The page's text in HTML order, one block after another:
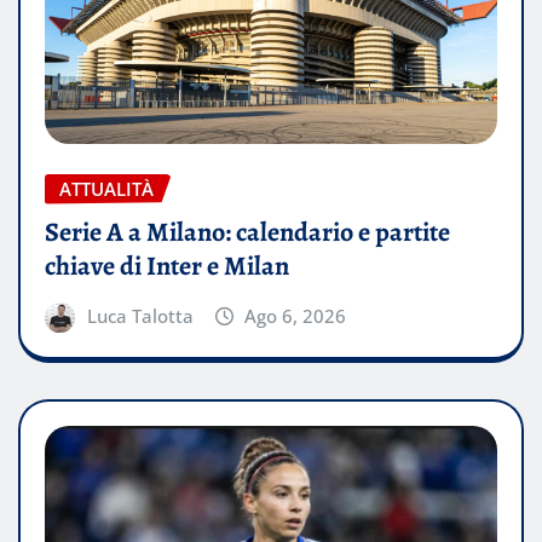
ATTUALITÀ
Serie A a Milano: calendario e partite
chiave di Inter e Milan
Luca Talotta Ago 6, 2026